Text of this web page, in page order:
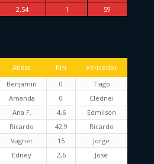
2,54 1 59
Atleta Km
Vencedor
Benjamin 0
Tiago
Amanda 0
Clednei
Ana F. 4,6
Edmilson
Ricardo 42,9
Ricardo
Vagner 15
Jorge
Edney 2,6
José